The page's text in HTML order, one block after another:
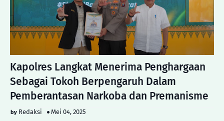
Kapolres Langkat Menerima Penghargaan
Sebagai Tokoh Berpengaruh Dalam
Pemberantasan Narkoba dan Premanisme
Redaksi
Mei 04, 2025